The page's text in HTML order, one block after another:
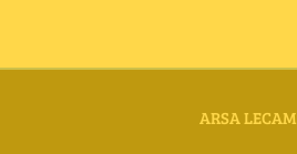
ARSA LECAM